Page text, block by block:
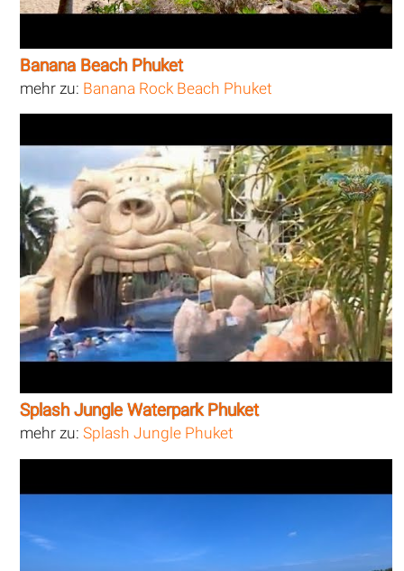
Banana Beach Phuket
mehr zu: Banana Rock Beach Phuket
Splash Jungle Waterpark Phuket
mehr zu:Splash Jungle Phuket